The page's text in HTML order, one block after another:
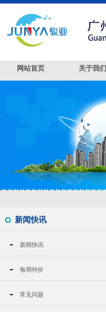
网站首页 关于我们
新闻快讯
新闻快讯
每周特价
常见问题